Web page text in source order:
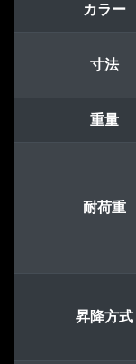
カラー
寸法
重量
耐荷重
昇降方式